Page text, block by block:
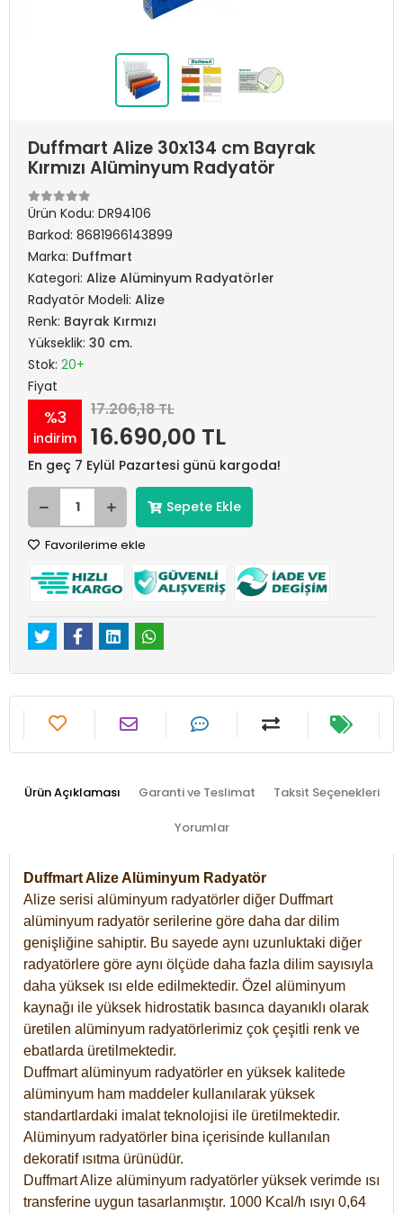
Duffmart Alize 30x134 cm Bayrak
Kırmızı Alüminyum Radyatör
Ürün Kodu: DR94106
Barkod: 8681966143899
Marka: Duffmart
Kategori: Alize Alüminyum Radyatörler
Radyatör Modeli: Alize
Renk: Bayrak Kırmızı
Yükseklik: 30 cm.
Stok: 20+
Fiyat
%3
indirim
17.206,18 TL
16.690,00 TL
En geç 7 Eylül Pazartesi günü kargoda!
Sepete Ekle
Favorilerime ekle
Ürün Açıklaması Garanti ve Teslimat Taksit Seçenekleri
Yorumlar
Duffmart Alize Alüminyum Radyatör
Alize serisi alüminyum radyatörler diğer Duffmart
alüminyum radyatör serilerine göre daha dar dilim
genişliğine sahiptir. Bu sayede aynı uzunluktaki diğer
radyatörlere göre aynı ölçüde daha fazla dilim sayısıyla
daha yüksek ısı elde edilmektedir. Özel alüminyum
kaynağı ile yüksek hidrostatik basınca dayanıklı olarak
üretilen alüminyum radyatörlerimiz çok çeşitli renk ve
ebatlarda üretilmektedir.
Duffmart alüminyum radyatörler en yüksek kalitede
alüminyum ham maddeler kullanılarak yüksek
standartlardaki imalat teknolojisi ile üretilmektedir.
Alüminyum radyatörler bina içerisinde kullanılan
dekoratif ısıtma ürünüdür.
Duffmart Alize alüminyum radyatörler yüksek verimde ısı
transferine uygun tasarlanmıştır. 1000 Kcal/h ısıyı 0,64